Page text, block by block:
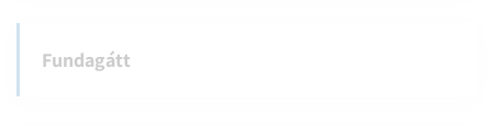
Fundagátt